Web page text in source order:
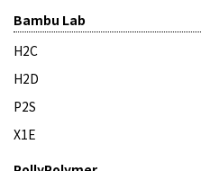
Bambu Lab
H2C
H2D
P2S
X1E